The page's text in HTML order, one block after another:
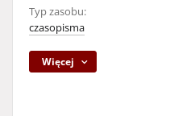
Typ zasobu:
czasopisma
Więcej